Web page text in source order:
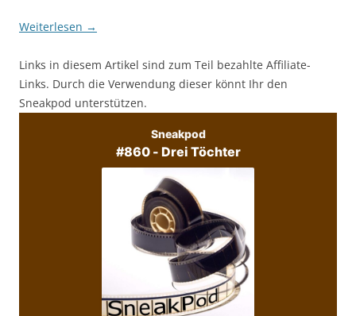
Weiterlesen →
Links in diesem Artikel sind zum Teil bezahlte Affiliate-
Links. Durch die Verwendung dieser könnt Ihr den
Sneakpod unterstützen.